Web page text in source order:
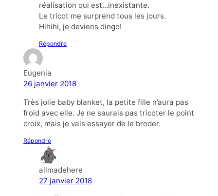
réalisation qui est…inexistante.
Le tricot me surprend tous les jours.
Hihihi, je deviens dingo!
Répondre
Eugenia
26 janvier 2018
Très jolie baby blanket, la petite fille n’aura pas
froid avec elle. Je ne saurais pas tricoter le point
croix, mais je vais essayer de le broder.
Répondre
allmadehere
27 janvier 2018